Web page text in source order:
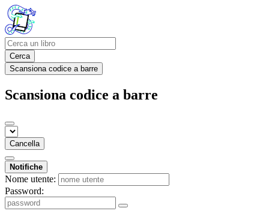
Cerca
Scansiona codice a barre
Scansiona codice a barre
Cancella
Notifiche
Nome utente:
Password: